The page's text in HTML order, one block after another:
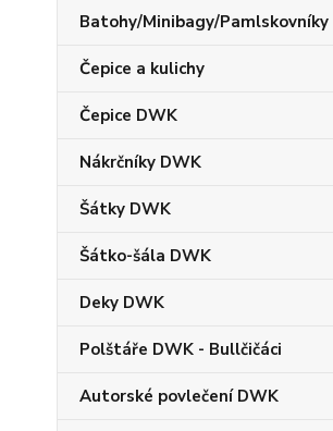
Batohy/Minibagy/Pamlskovníky
Čepice a kulichy
Čepice DWK
Nákrčníky DWK
Šátky DWK
Šátko-šála DWK
Deky DWK
Polštáře DWK - Bullčičáci
Autorské povlečení DWK